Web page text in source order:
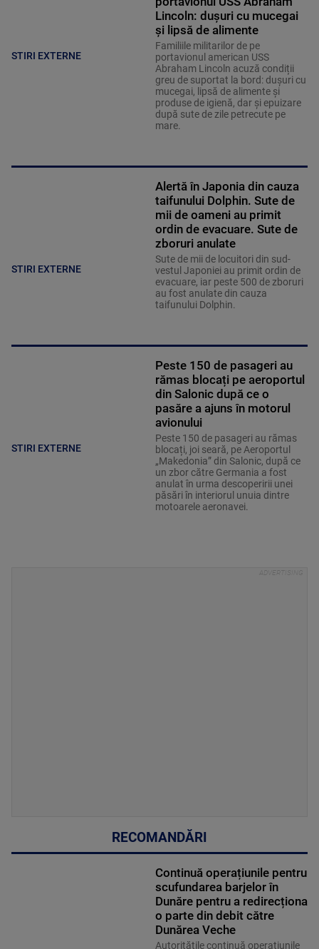
STIRI EXTERNE
Lincoln: dușuri cu mucegai
și lipsă de alimente
Familiile militarilor de pe
portavionul american USS
Abraham Lincoln acuză condiții
greu de suportat la bord: dușuri cu
mucegai, lipsă de alimente și
produse de igienă, dar și epuizare
după sute de zile petrecute pe
mare.
STIRI EXTERNE
Alertă în Japonia din cauza
taifunului Dolphin. Sute de
mii de oameni au primit
ordin de evacuare. Sute de
zboruri anulate
Sute de mii de locuitori din sud-
vestul Japoniei au primit ordin de
evacuare, iar peste 500 de zboruri
au fost anulate din cauza
taifunului Dolphin.
STIRI EXTERNE
Peste 150 de pasageri au
rămas blocați pe aeroportul
din Salonic după ce o
pasăre a ajuns în motorul
avionului
Peste 150 de pasageri au rămas
blocați, joi seară, pe Aeroportul
„Makedonia” din Salonic, după ce
un zbor către Germania a fost
anulat în urma descoperirii unei
păsări în interiorul unuia dintre
motoarele aeronavei.
RECOMANDĂRI
Continuă operațiunile pentru
scufundarea barjelor în
Dunăre pentru a redirecționa
o parte din debit către
Dunărea Veche
Autoritățile continuă operațiunile